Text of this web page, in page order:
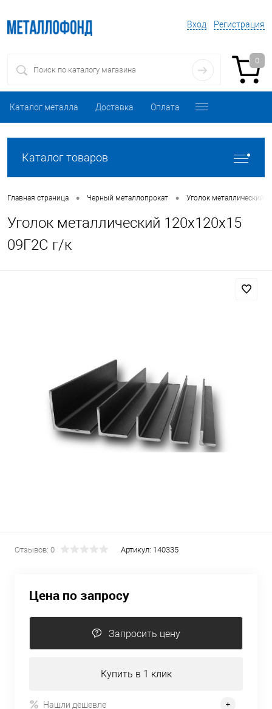
Вход Регистрация
0
Каталог металла Доставка Оплата
Каталог товаров
Главная страница • Черный металлопрокат • Уголок металлический
Уголок металлический 120х120х15
09Г2С г/к
Отзывов: 0 Артикул: 140335
Цена по запросу
Запросить цену
Купить в 1 клик
Нашли дешевле